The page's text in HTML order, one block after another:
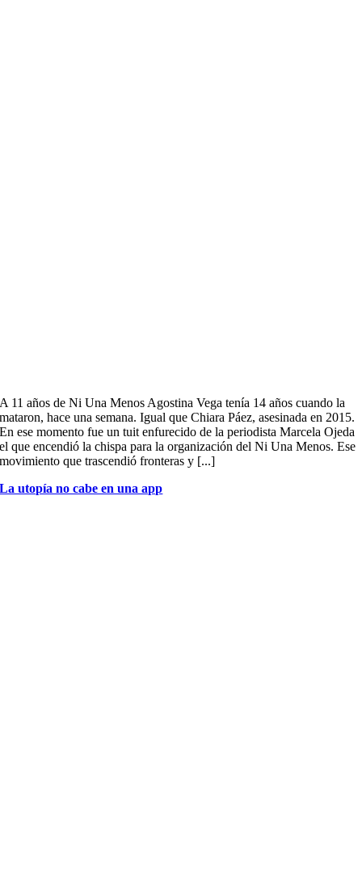
A 11 años de Ni Una Menos Agostina Vega tenía 14 años cuando la
mataron, hace una semana. Igual que Chiara Páez, asesinada en 2015.
En ese momento fue un tuit enfurecido de la periodista Marcela Ojeda
el que encendió la chispa para la organización del Ni Una Menos. Ese
movimiento que trascendió fronteras y [...]
La utopía no cabe en una app